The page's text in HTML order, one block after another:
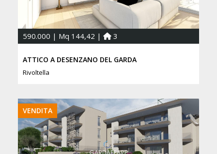
590.000 | Mq 144,42 | 3
ATTICO A DESENZANO DEL GARDA
Rivoltella
VENDITA